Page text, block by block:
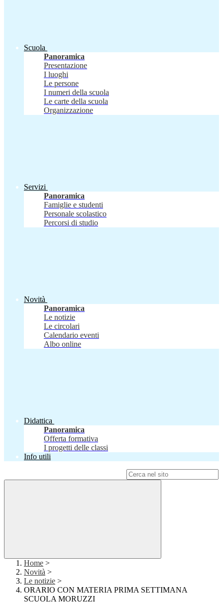
Scuola
Panoramica
Presentazione
I luoghi
Le persone
I numeri della scuola
Le carte della scuola
Organizzazione
Servizi
Panoramica
Famiglie e studenti
Personale scolastico
Percorsi di studio
Novità
Panoramica
Le notizie
Le circolari
Calendario eventi
Albo online
Didattica
Panoramica
Offerta formativa
I progetti delle classi
Info utili
Home >
Novità >
Le notizie >
ORARIO CON MATERIA PRIMA SETTIMANA
SCUOLA MORUZZI